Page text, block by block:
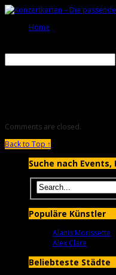
Home
Comments are closed.
Back to Top ↑
Suche nach
Populäre Künstler
Alanis Morissette
Alex Clare
Beliebteste Städte